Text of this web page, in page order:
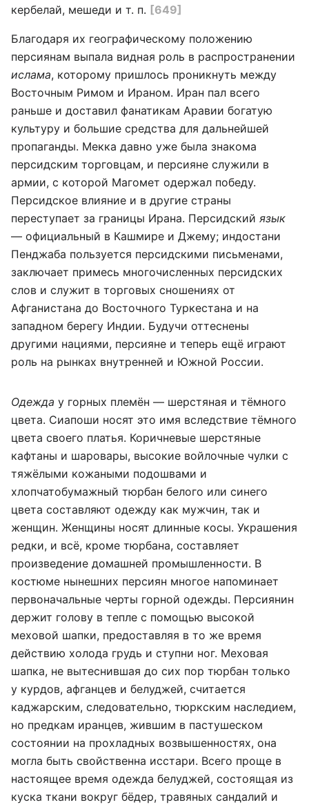
кербелай, мешеди и т. п. [649]
Благодаря их географическому положению
персиянам выпала видная роль в распространении
ислама, которому пришлось проникнуть между
Восточным Римом и Ираном. Иран пал всего
раньше и доставил фанатикам Аравии богатую
культуру и большие средства для дальнейшей
пропаганды. Мекка давно уже была знакома
персидским торговцам, и персияне служили в
армии, с которой Магомет одержал победу.
Персидское влияние и в другие страны
переступает за границы Ирана. Персидский язык
— официальный в Кашмире и Джему; индостани
Пенджаба пользуется персидскими письменами,
заключает примесь многочисленных персидских
слов и служит в торговых сношениях от
Афганистана до Восточного Туркестана и на
западном берегу Индии. Будучи оттеснены
другими нациями, персияне и теперь ещё играют
роль на рынках внутренней и Южной России.
Одежда у горных племён — шерстяная и тёмного
цвета. Сиапоши носят это имя вследствие тёмного
цвета своего платья. Коричневые шерстяные
кафтаны и шаровары, высокие войлочные чулки с
тяжёлыми кожаными подошвами и
хлопчатобумажный тюрбан белого или синего
цвета составляют одежду как мужчин, так и
женщин. Женщины носят длинные косы. Украшения
редки, и всё, кроме тюрбана, составляет
произведение домашней промышленности. В
костюме нынешних персиян многое напоминает
первоначальные черты горной одежды. Персиянин
держит голову в тепле с помощью высокой
меховой шапки, предоставляя в то же время
действию холода грудь и ступни ног. Меховая
шапка, не вытеснившая до сих пор тюрбан только
у курдов, афганцев и белуджей, считается
каджарским, следовательно, тюркским наследием,
но предкам иранцев, жившим в пастушеском
состоянии на прохладных возвышенностях, она
могла быть свойственна исстари. Всего проще в
настоящее время одежда белуджей, состоящая из
куска ткани вокруг бёдер, травяных сандалий и